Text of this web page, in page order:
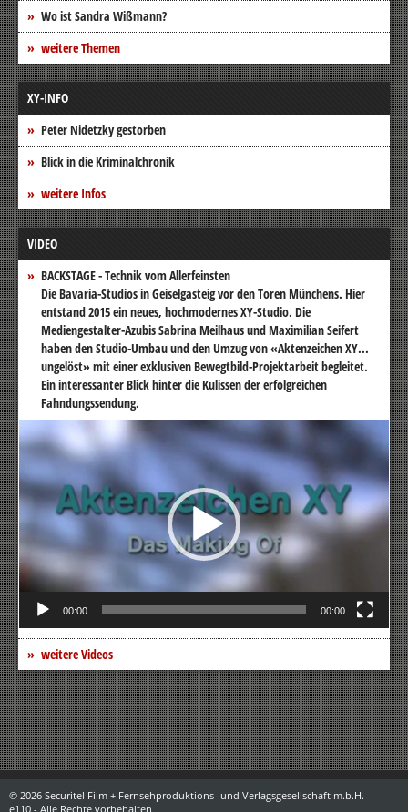
Wo ist Sandra Wißmann?
weitere Themen
XY-INFO
Peter Nidetzky gestorben
Blick in die Kriminalchronik
weitere Infos
VIDEO
BACKSTAGE - Technik vom Allerfeinsten
Die Bavaria-Studios in Geiselgasteig vor den Toren Münchens. Hier
entstand 2015 ein neues, hochmodernes XY-Studio. Die
Mediengestalter-Azubis Sabrina Meilhaus und Maximilian Seifert
haben den Studio-Umbau und den Umzug von «Aktenzeichen XY...
ungelöst» mit einer exklusiven Bewegtbild-Projektarbeit begleitet.
Ein interessanter Blick hinter die Kulissen der erfolgreichen
Fahndungssendung.
Video-
Player
00:00 00:00
weitere Videos
© 2026 Securitel Film + Fernsehproduktions- und Verlagsgesellschaft m.b.H.
e110 - Alle Rechte vorbehalten